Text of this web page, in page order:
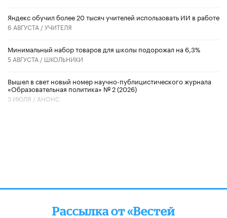
​Яндекс обучил более 20 тысяч учителей использовать ИИ в работе
6 АВГУСТА /УЧИТЕЛЯ
Минимальный набор товаров для школы подорожал на 6,3%
5 АВГУСТА / ШКОЛЬНИКИ
Вышел в свет новый номер научно-публицистического журнала
«Образовательная политика» № 2 (2026)
3 ИЮЛЯ / АНОНС
Рассылка от «Вестей